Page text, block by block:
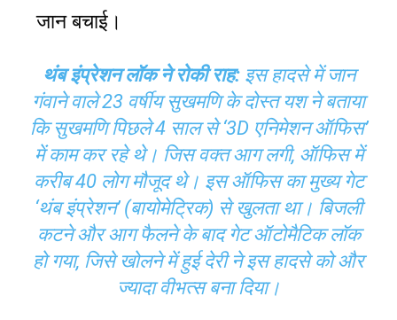
जान बचाई।
थंब इंप्रेशन लॉक ने रोकी राह:इस हादसे में जान
गंवाने वाले 23 वर्षीय सुखमणि के दोस्त यश ने बताया
कि सुखमणि पिछले 4 साल से ‘3D एनिमेशन ऑफिस’
में काम कर रहे थे। जिस वक्त आग लगी, ऑफिस में
करीब 40 लोग मौजूद थे। इस ऑफिस का मुख्य गेट
‘थंब इंप्रेशन’ (बायोमेट्रिक) से खुलता था। बिजली
कटने और आग फैलने के बाद गेट ऑटोमैटिक लॉक
हो गया, जिसे खोलने में हुई देरी ने इस हादसे को और
ज्यादा वीभत्स बना दिया।